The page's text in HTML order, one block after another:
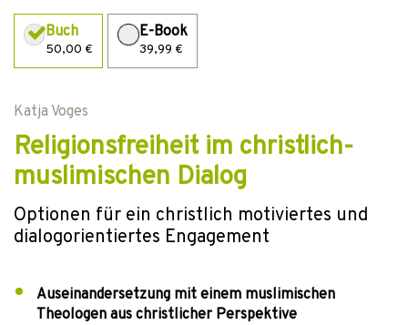
Buch
50,00 €
E-Book
39,99 €
Katja Voges
Religionsfreiheit im christlich-
muslimischen Dialog
Optionen für ein christlich motiviertes und
dialogorientiertes Engagement
Auseinandersetzung mit einem muslimischen
Theologen aus christlicher Perspektive